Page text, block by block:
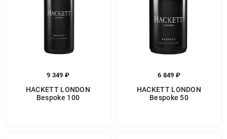
9 349 ₽
HACKETT LONDON
Bespoke 100
6 849 ₽
HACKETT LONDON
Bespoke 50